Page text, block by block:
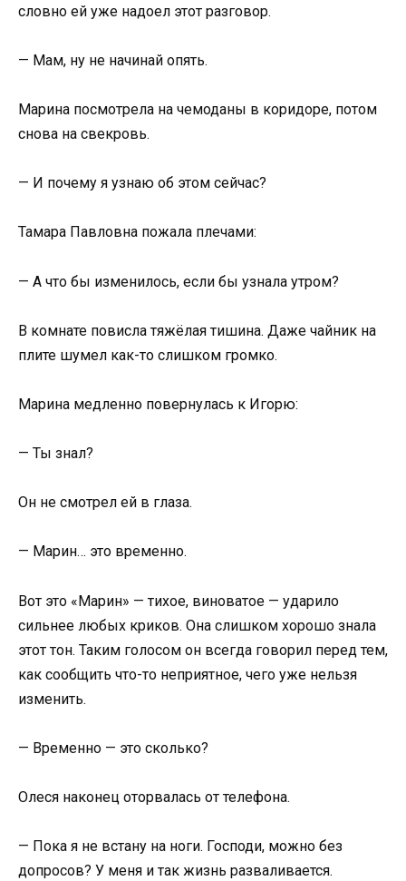
словно ей уже надоел этот разговор.
— Мам, ну не начинай опять.
Марина посмотрела на чемоданы в коридоре, потом
снова на свекровь.
— И почему я узнаю об этом сейчас?
Тамара Павловна пожала плечами:
— А что бы изменилось, если бы узнала утром?
В комнате повисла тяжёлая тишина. Даже чайник на
плите шумел как-то слишком громко.
Марина медленно повернулась к Игорю:
— Ты знал?
Он не смотрел ей в глаза.
— Марин… это временно.
Вот это «Марин» — тихое, виноватое — ударило
сильнее любых криков. Она слишком хорошо знала
этот тон. Таким голосом он всегда говорил перед тем,
как сообщить что-то неприятное, чего уже нельзя
изменить.
— Временно — это сколько?
Олеся наконец оторвалась от телефона.
— Пока я не встану на ноги. Господи, можно без
допросов? У меня и так жизнь разваливается.